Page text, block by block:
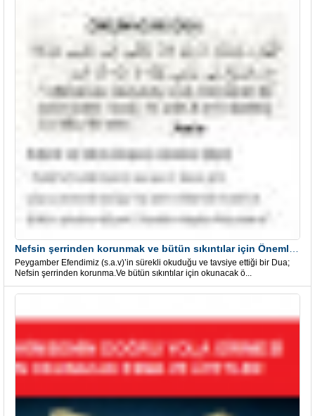
Peygamber Efendimiz (s.a.v)’in sürekli okuduğu ve tavsiye ettiği bir Dua;
Nefsin şerrinden korunma.Ve bütün sıkıntılar için okunacak ö...